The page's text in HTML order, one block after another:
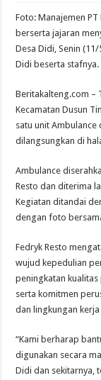
Gerakan Pangan
DPW Deprindo
Peresmian KCP Bank
Foto: Manajemen PT
berserta jajaran
Desa Didi, Senin
Didi beserta stafnya.
Beritakalteng.com –
Kecamatan Dusun
satu unit Ambulance
dilangsungkan di
Ambulance
Resto dan diterima
Kegiatan ditandai
dengan foto
Fedryk Resto
wujud kepedulian
peningkatan
serta komitmen
dan lingkungan
“Kami berharap
digunakan secara
Didi dan sekitarnya,